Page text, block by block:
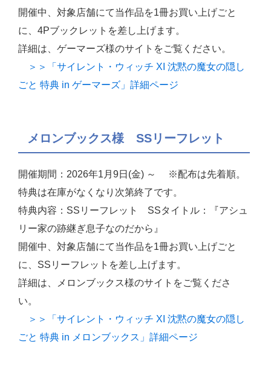
開催中、対象店舗にて当作品を1冊お買い上げごと
に、4Pブックレットを差し上げます。
詳細は、ゲーマーズ様のサイトをご覧ください。
＞＞「サイレント・ウィッチ XI 沈黙の魔女の隠し
ごと 特典 in ゲーマーズ」詳細ページ
メロンブックス様 SSリーフレット
開催期間：2026年1月9日(金) ～ ※配布は先着順。
特典は在庫がなくなり次第終了です。
特典内容：SSリーフレット SSタイトル：『アシュ
リー家の跡継ぎ息子なのだから』
開催中、対象店舗にて当作品を1冊お買い上げごと
に、SSリーフレットを差し上げます。
詳細は、メロンブックス様のサイトをご覧くださ
い。
＞＞「サイレント・ウィッチ XI 沈黙の魔女の隠し
ごと 特典 in メロンブックス」詳細ページ